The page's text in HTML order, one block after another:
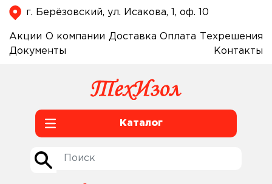
г. Берёзовский, ул. Исакова, 1, оф. 10
Акции О компании Доставка Оплата
Техрешения
Документы
Контакты
Каталог